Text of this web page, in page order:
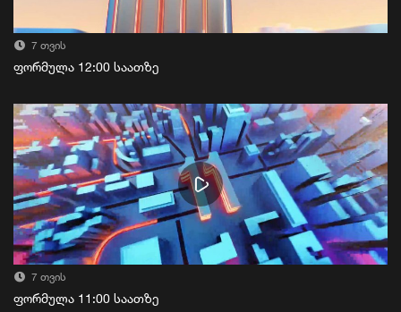
7 თვის
ფორმულა 12:00 საათზე
7 თვის
ფორმულა 11:00 საათზე